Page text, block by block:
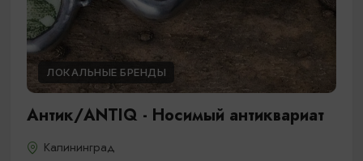
ЛОКАЛЬНЫЕ БРЕНДЫ
Антик/ANTIQ - Носимый антиквариат
Калининград